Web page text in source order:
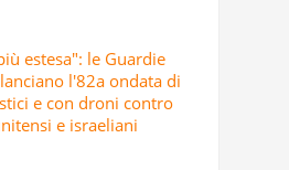
estesa": le Guardie
l'82a ondata di
e con droni contro
e israeliani